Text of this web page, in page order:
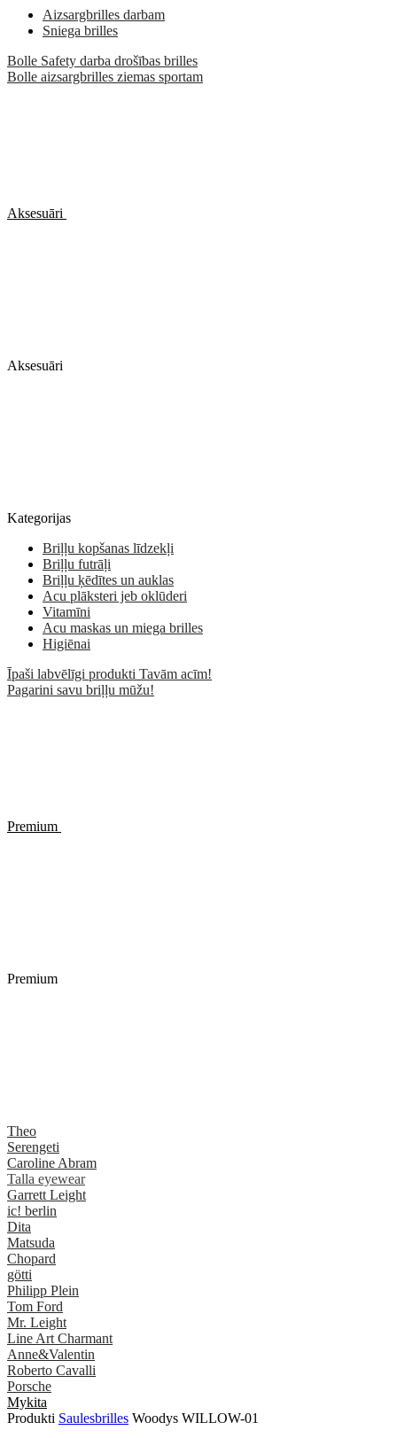
Aizsargbrilles darbam
Sniega brilles
Bolle Safety darba drošības brilles
Bolle aizsargbrilles ziemas sportam
Aksesuāri
Aksesuāri
Kategorijas
Briļļu kopšanas līdzekļi
Briļļu futrāļi
Briļļu ķēdītes un auklas
Acu plāksteri jeb oklūderi
Vitamīni
Acu maskas un miega brilles
Higiēnai
Īpaši labvēlīgi produkti Tavām acīm!
Pagarini savu briļļu mūžu!
Premium
Premium
Theo
Serengeti
Caroline Abram
Talla eyewear
Garrett Leight
ic! berlin
Dita
Matsuda
Chopard
götti
Philipp Plein
Tom Ford
Mr. Leight
Line Art Charmant
Anne&Valentin
Roberto Cavalli
Porsche
Mykita
Produkti Saulesbrilles Woodys WILLOW-01